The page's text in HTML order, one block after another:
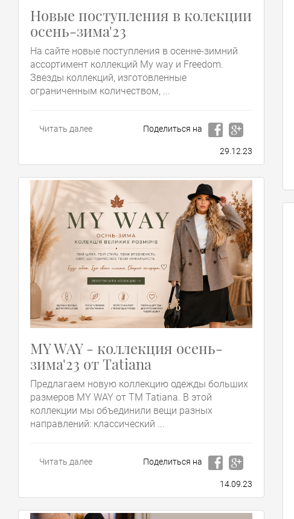
Новые поступления в колекции
осень-зима'23
На сайте новые поступления в осенне-зимний
ассортимент коллекций My way и Freedom.
Звезды коллекций, изготовленные
ограниченным количеством, ...
Читать далее Поделиться на
29.12.23
MY WAY - коллекция осень-
зима'23 от Tatiana
Предлагаем новую коллекцию одежды больших
размеров MY WAY от ТМ Tatiana. В этой
коллекции мы объединили вещи разных
направлений: классический ...
Читать далее Поделиться на
14.09.23